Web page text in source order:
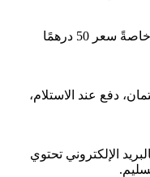
حدِّد خيار التوصيل الذي يناسبك، وخاصةً سعر 50 درهمًا
دفع عند الاستلام،
الإلكتروني تحتوي